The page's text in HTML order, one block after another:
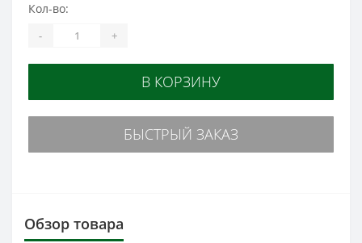
Кол-во:
- +
В КОРЗИНУ
БЫСТРЫЙ ЗАКАЗ
Обзор товара